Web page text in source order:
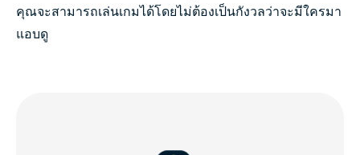
คุณจะสามารถเล่นเกมได้โดยไม่ต้องเป็นกังวลว่าจะมีใครมา
แอบดู